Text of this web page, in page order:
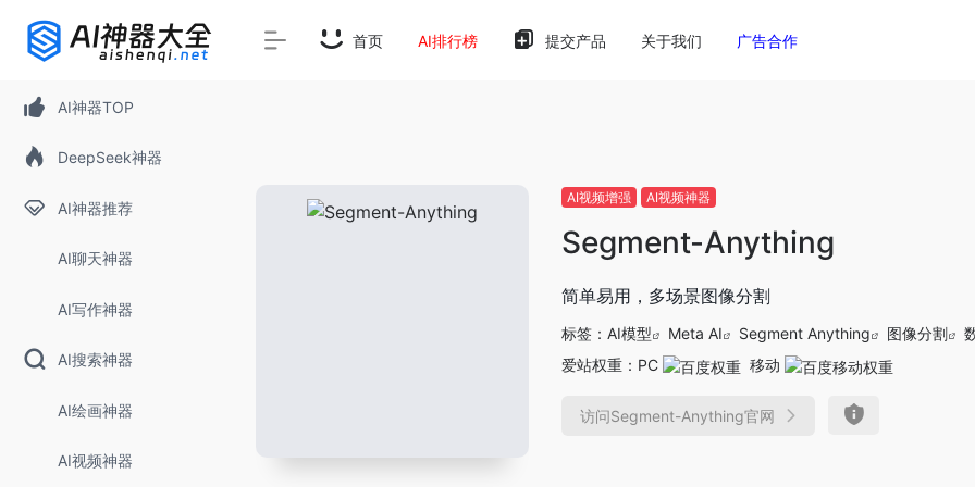
AI神器TOP
DeepSeek神器
AI神器推荐
AI聊天神器
AI写作神器
AI搜索神器
AI绘画神器
AI视频神器
首页 AI排行榜 提交产品 关于我们 广告合作
AI视频增强 AI视频神器
Segment-Anything
简单易用，多场景图像分割
标签： AI模型 Meta AI Segment Anything 图像分割
爱站权重： PC 移动
访问Segment-Anything官网